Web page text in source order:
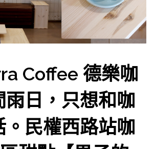
Coffee 德樂咖
雨日，只想和咖
。民權西路站咖